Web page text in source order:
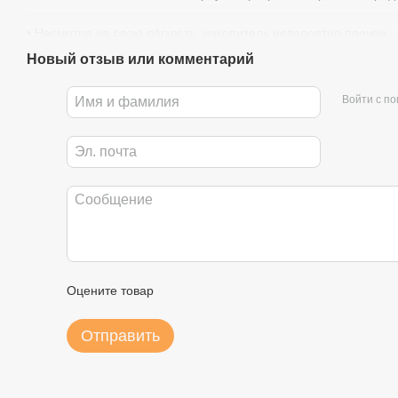
использования.
• Хорошо лежит в руке, обеспечивая удобство при
Новый отзыв или комментарий
Войти с
Оцените товар
Отправить